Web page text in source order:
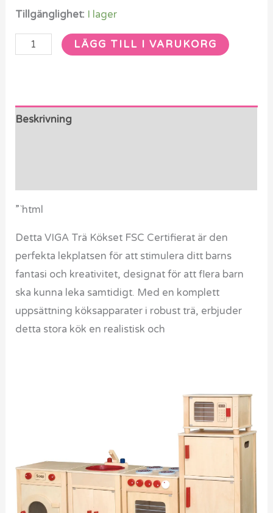
Tillgänglighet: I lager
LÄGG TILL I VARUKORG
Beskrivning
”`html
Detta VIGA Trä Kökset FSC Certifierat är den
perfekta lekplatsen för att stimulera ditt barns
fantasi och kreativitet, designat för att flera barn
ska kunna leka samtidigt. Med en komplett
uppsättning köksapparater i robust trä, erbjuder
detta stora kök en realistisk och